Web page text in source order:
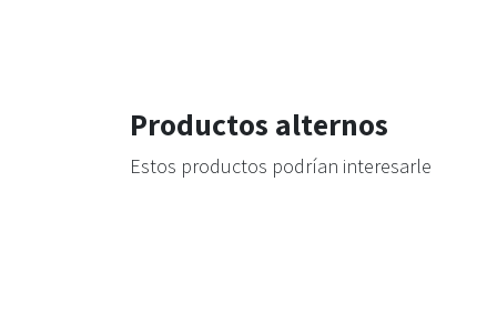
Productos alternos
Estos productos podrían interesarle